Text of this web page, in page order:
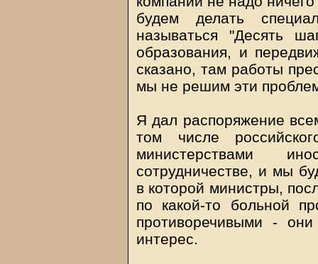
будем делать
называться "Десять
образования, и
сказано, там работы
мы не решим эти
Я дал распоряжение
том числе
министерствами
сотрудничестве, и мы
в которой министры,
по какой-то больной
противоречивыми -
интерес.